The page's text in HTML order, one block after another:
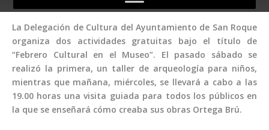
La Delegación de Cultura del Ayuntamiento de San Roque
organiza dos actividades gratuitas bajo el título de
“Febrero Cultural en el Museo”. El pasado sábado se
realizó la primera, un taller de arqueología para niños,
mientras que mañana, miércoles, se llevará a cabo a las
19.00 horas una visita guiada para todos los públicos en
la que se enseñará cómo creaba sus obras Ortega Brú.